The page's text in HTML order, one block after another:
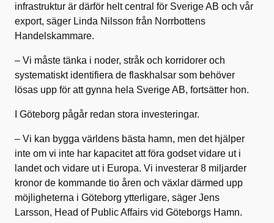
infrastruktur är därför helt central för Sverige AB och vår
export, säger Linda Nilsson från Norrbottens
Handelskammare.
– Vi måste tänka i noder, stråk och korridorer och
systematiskt identifiera de flaskhalsar som behöver
lösas upp för att gynna hela Sverige AB, fortsätter hon.
I Göteborg pågår redan stora investeringar.
– Vi kan bygga världens bästa hamn, men det hjälper
inte om vi inte har kapacitet att föra godset vidare ut i
landet och vidare ut i Europa. Vi investerar 8 miljarder
kronor de kommande tio åren och växlar därmed upp
möjligheterna i Göteborg ytterligare, säger Jens
Larsson, Head of Public Affairs vid Göteborgs Hamn.